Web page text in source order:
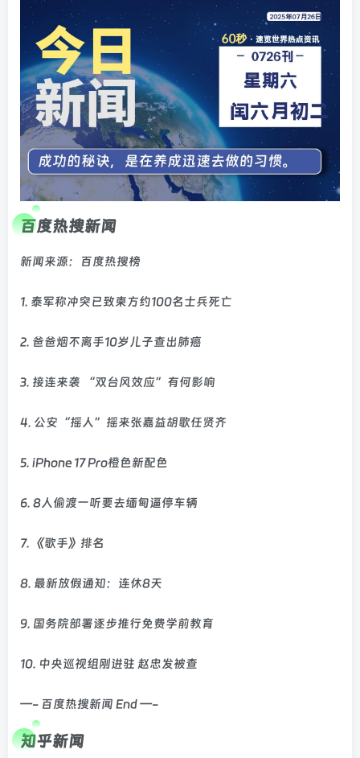
百度热搜新闻
新闻来源：百度热搜榜
1. 泰军称冲突已致柬方约100名士兵死亡
2. 爸爸烟不离手10岁儿子查出肺癌
3. 接连来袭 “双台风效应”有何影响
4. 公安“摇人”摇来张嘉益胡歌任贤齐
5. iPhone 17 Pro橙色新配色
6. 8人偷渡一听要去缅甸逼停车辆
7. 《歌手》排名
8. 最新放假通知：连休8天
9. 国务院部署逐步推行免费学前教育
10. 中央巡视组刚进驻 赵忠发被查
—- 百度热搜新闻 End —-
知乎新闻